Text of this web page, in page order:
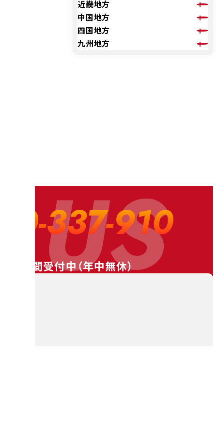
近畿地方
中国地方
四国地方
九州地方
US
337-910
24時間受付中（年中無休）